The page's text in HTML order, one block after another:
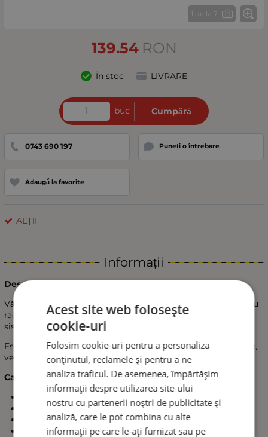
1 de la 7
139.54 RON
În stoc LIVRARE
buc Cumpără
0743 690 197 Puneți o întrebare
Adaugă la favorite
ALȚII
Informații
Descriere produs:
Vă prezentăm un ventilator electric de înaltă eficiență pentru
radiator, cu lame curbate, care asigură o răcire optimă a
sistemului dumneavoastră de răcire.
Este potrivit pentru o varietate de autoturisme, motociclete,
vehicule off-road și proiecte cu spațiu limitat.
Caracteristici tehnice:
Dimensiune: 14 inch(36cm)
Număr pale: 8 lame curbate
Tensiune: 12V
Putere: 80W
Acest site web folosește
cookie-uri
Folosim cookie-uri pentru a personaliza
conținutul, reclamele și pentru a ne
analiza traficul. De asemenea, împărtășim
informații despre utilizarea site-ului
nostru cu partenerii noștri de publicitate și
analiză, care le pot combina cu alte
informații pe care le-ați furnizat sau pe